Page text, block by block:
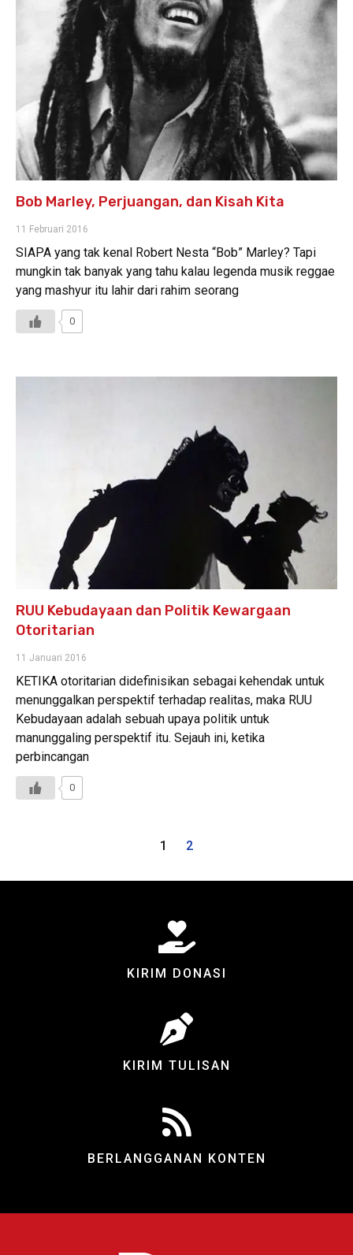
Bob Marley, Perjuangan, dan Kisah Kita
11 Februari 2016
SIAPA yang tak kenal Robert Nesta “Bob” Marley? Tapi
mungkin tak banyak yang tahu kalau legenda musik reggae
yang mashyur itu lahir dari rahim seorang
0
RUU Kebudayaan dan Politik Kewargaan
Otoritarian
11 Januari 2016
KETIKA otoritarian didefinisikan sebagai kehendak untuk
menunggalkan perspektif terhadap realitas, maka RUU
Kebudayaan adalah sebuah upaya politik untuk
manunggaling perspektif itu. Sejauh ini, ketika
perbincangan
0
1 2
KIRIM DONASI
KIRIM TULISAN
BERLANGGANAN KONTEN